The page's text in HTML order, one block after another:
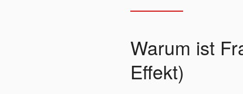
Warum ist
Effekt)